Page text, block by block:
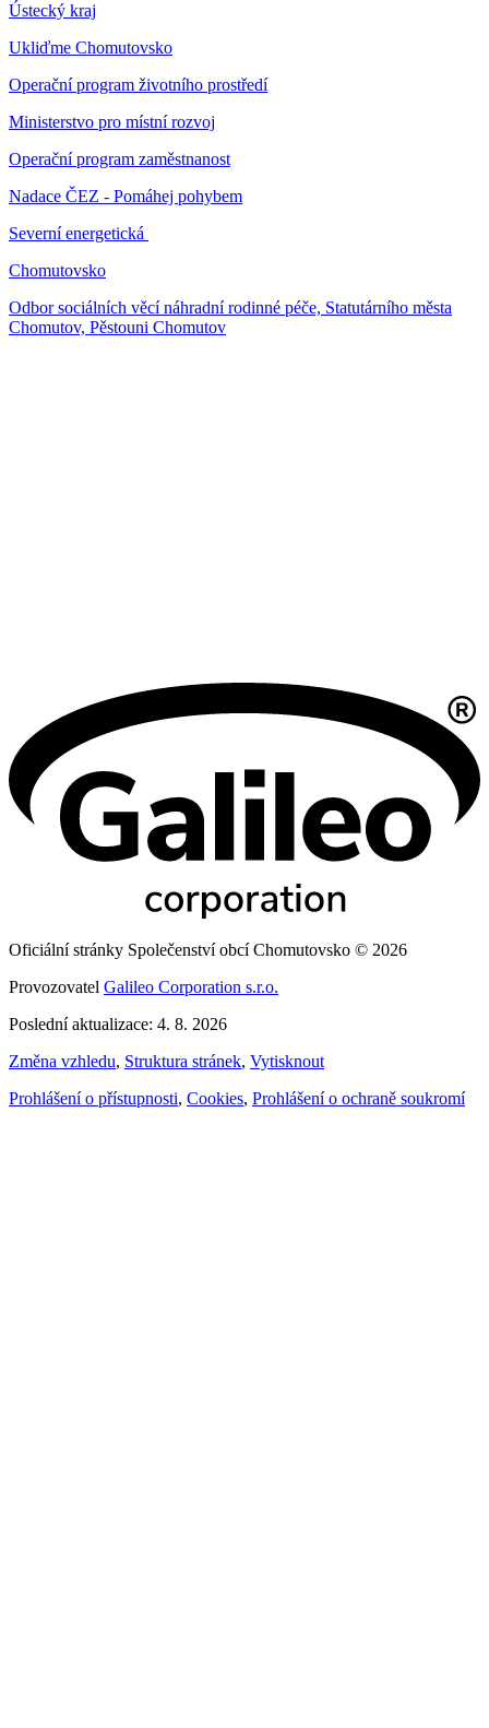
Ústecký kraj
Ukliďme Chomutovsko
Operační program životního prostředí
Ministerstvo pro místní rozvoj
Operační program zaměstnanost
Nadace ČEZ - Pomáhej pohybem
Severní energetická
Chomutovsko
Odbor sociálních věcí náhradní rodinné péče, Statutárního města
Chomutov, Pěstouni Chomutov
Oficiální stránky Společenství obcí Chomutovsko © 2026
Provozovatel Galileo Corporation s.r.o.
Poslední aktualizace: 4. 8. 2026
Změna vzhledu, Struktura stránek, Vytisknout
Prohlášení o přístupnosti, Cookies, Prohlášení o ochraně soukromí